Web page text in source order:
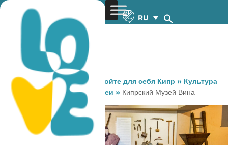
RU
You are here: Home »Откройте для себя Кипр » Культура
и Религия
Музеи и Галереи » Кипрский Музей Вина